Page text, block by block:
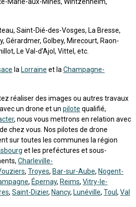
Saint-Dié-des-Vosges, La Bresse,
Gérardmer, Golbey, Mirecourt, Raon-
Le Val-d'Ajol, Vittel, etc.
la Lorraine et la Champagne-
réaliser des images ou autres travaux
un drone et un pilote qualifié,
, nous vous mettrons en relation avec
chez vous. Nos pilotes de drone
sur toutes les communes la région
et les preféctures et sous-
Charleville-
, Troyes, Bar-sur-Aube, Nogent-
, Épernay, Reims, Vitry-le-
, Saint-Dizier, Nancy, Lunéville, Toul , Val